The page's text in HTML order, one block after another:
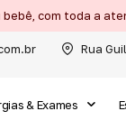
com toda a
Rua
& Exames